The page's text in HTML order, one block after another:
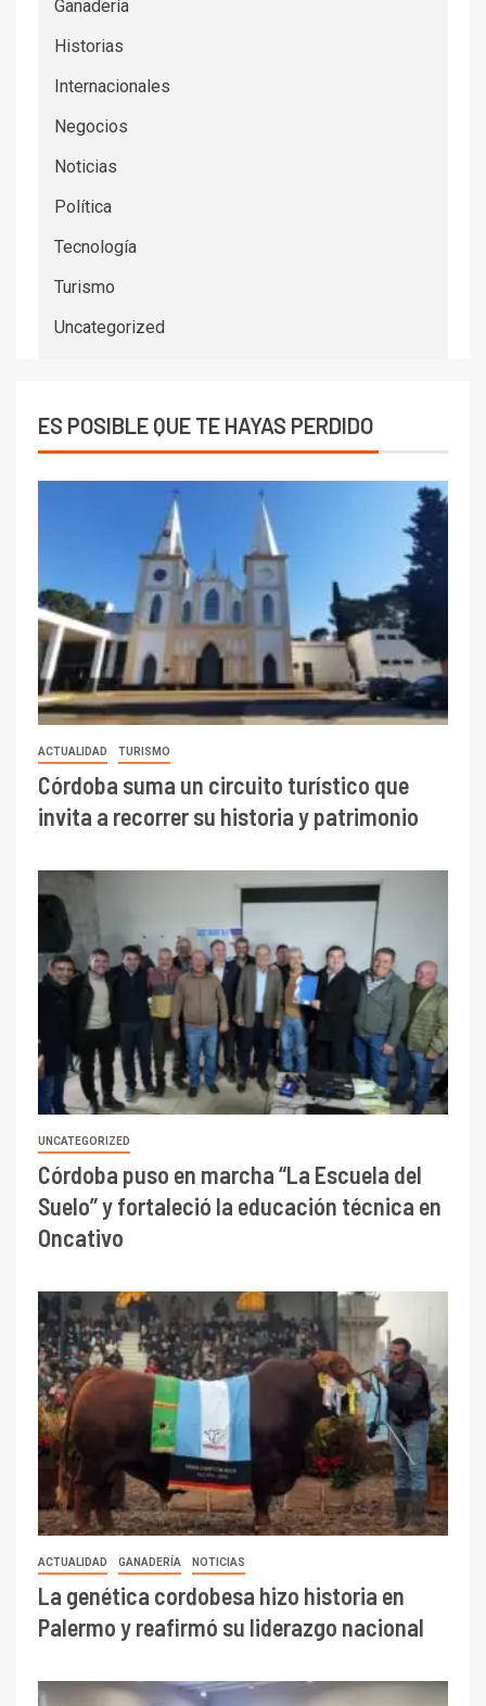
Ganadería
Historias
Internacionales
Negocios
Noticias
Política
Tecnología
Turismo
Uncategorized
ES POSIBLE QUE TE HAYAS PERDIDO
ACTUALIDAD TURISMO
Córdoba suma un circuito turístico que
invita a recorrer su historia y patrimonio
UNCATEGORIZED
Córdoba puso en marcha “La Escuela del
Suelo” y fortaleció la educación técnica en
Oncativo
ACTUALIDAD GANADERÍA NOTICIAS
La genética cordobesa hizo historia en
Palermo y reafirmó su liderazgo nacional